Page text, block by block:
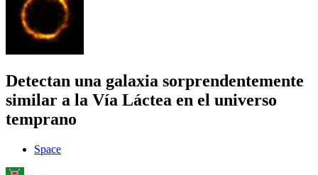
Detectan una galaxia sorprendentemente
similar a la Vía Láctea en el universo
temprano
Space